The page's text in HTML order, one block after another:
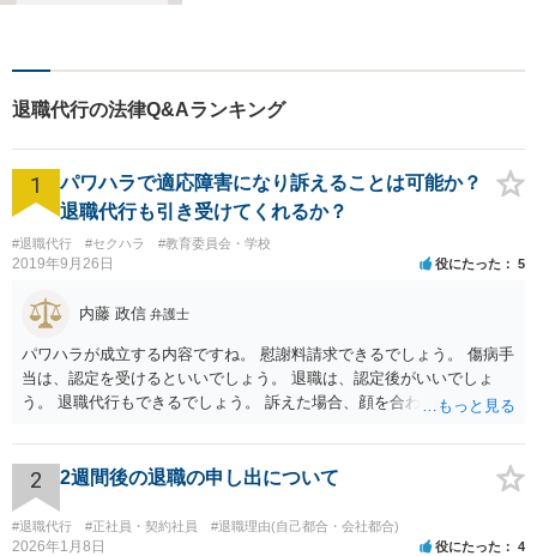
退職代行の法律Q&Aランキング
1
パワハラで適応障害になり訴えることは可能か？
退職代行も引き受けてくれるか？
#退職代行 #セクハラ #教育委員会・学校
2019年9月26日 役にたった 5
内藤 政信 弁護士
パワハラが成立する内容ですね。 慰謝料請求できるでしょう。 傷病手
当は、認定を受けるといいでしょう。 退職は、認定後がいいでしょ
う。 退職代行もできるでしょう。 訴えた場合、顔を合わすことは、あ
れは 減じて来るでしょう。
2 2週間後の退職の申し出について
#退職代行 #正社員・契約社員 #退職理由(自己都合・会社都合)
2026年1月8日 役にたった 4